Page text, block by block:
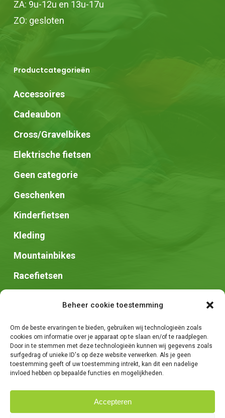
Beheer cookie toestemming
Om de beste ervaringen te bieden, gebruiken wij technologieën zoals
cookies om informatie over je apparaat op te slaan en/of te raadplegen.
Door in te stemmen met deze technologieën kunnen wij gegevens zoals
surfgedrag of unieke ID's op deze website verwerken. Als je geen
toestemming geeft of uw toestemming intrekt, kan dit een nadelige
invloed hebben op bepaalde functies en mogelijkheden.
Accepteren
ZA: 9u-12u en 13u-17u
ZO: gesloten
Productcategorieën
Accessoires
Cadeaubon
Cross/Gravelbikes
Elektrische fietsen
Geen categorie
Geschenken
Kinderfietsen
Kleding
Mountainbikes
Racefietsen
Zadels